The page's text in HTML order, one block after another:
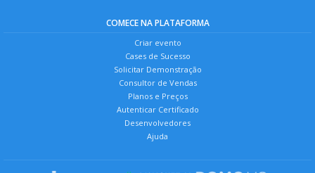
COMECE NA PLATAFORMA
Criar evento
Cases de Sucesso
Solicitar Demonstração
Consultor de Vendas
Planos e Preços
Autenticar Certificado
Desenvolvedores
Ajuda